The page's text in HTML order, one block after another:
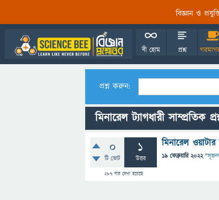
বিজ্ঞান ও
বী হোম প্রশ্ন
প্রশ্ন করুন:
মিনারেল ট্যাগধারী সাম্প্রতিক
0
টি ভোট
1
উত্তর
287 বার দেখা হয়েছে
মিনারেল
19 ফেব্রুয়ারি 2022 "